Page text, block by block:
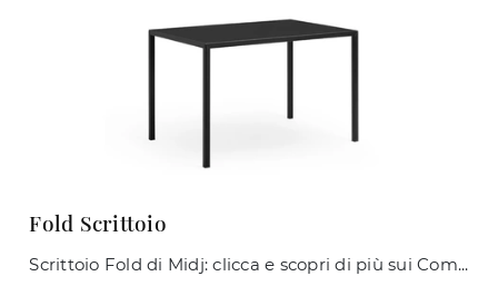
Fold Scrittoio
Scrittoio Fold di Midj: clicca e scopri di più sui Complementi e scrittoi moderni in metallo del noto e conosciuto brand!